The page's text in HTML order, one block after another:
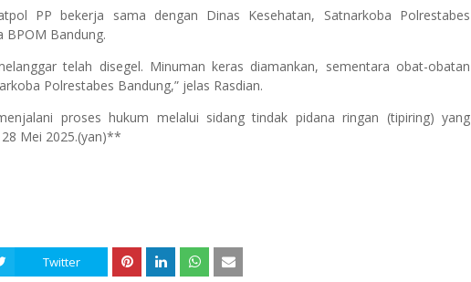
PP bekerja sama dengan Dinas Kesehatan, Satnarkoba Polrestabes
BPOM Bandung.
telah disegel. Minuman keras diamankan, sementara obat-obatan
Polrestabes Bandung,” jelas Rasdian.
proses hukum melalui sidang tindak pidana ringan (tipiring) yang
Mei 2025.(yan)**
Twitter